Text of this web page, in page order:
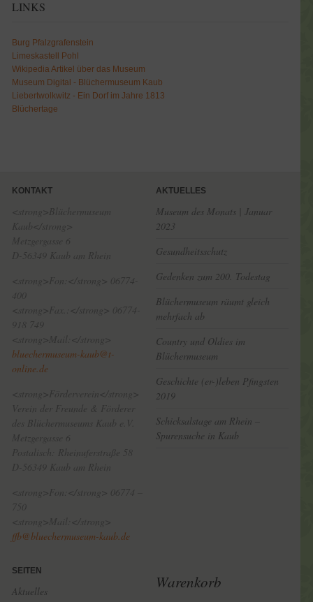
LINKS
Burg Pfalzgrafenstein
Limeskastell Pohl
Wikipedia Artikel über das Museum
Museum Digital - Blüchermuseum Kaub
Liebertwolkwitz - Ein Dorf im Jahre 1813
Blüchertage
KONTAKT
<strong>Blüchermuseum
Kaub</strong>
Metzgergasse 6
D-56349 Kaub am Rhein
<strong>Fon:</strong> 06774-
400
<strong>Fax.:</strong> 06774-
918 749
<strong>Mail:</strong>
bluechermuseum-kaub@t-
online.de
<strong>Förderverein</strong>
Verein der Freunde & Förderer
des Blüchermuseums Kaub e.V.
Metzgergasse 6
Postalisch: Rheinuferstraße 58
D-56349 Kaub am Rhein
<strong>Fon:</strong> 06774 –
750
<strong>Mail:</strong>
ffb@bluechermuseum-kaub.de
AKTUELLES
Museum des Monats | Januar
2023
Gesundheitsschutz
Gedenken zum 200. Todestag
Blüchermuseum räumt gleich
mehrfach ab
Country und Oldies im
Blüchermuseum
Geschichte (er-)leben Pfingsten
2019
Schicksalstage am Rhein –
Spurensuche in Kaub
SEITEN
Aktuelles
Warenkorb